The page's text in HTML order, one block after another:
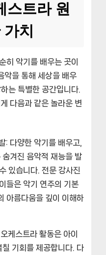
스트라 원
치
히 악기를 배우는 곳이
악을 통해 세상을 배우
는 특별한 공간입니다.
다음과 같은 놀라운 변
: 다양한 악기를 배우고,
겨진 음악적 재능을 발
있습니다. 전문 강사진
들은 악기 연주의 기본
아름다움을 깊이 이해하
오케스트라 활동은 아이
기회를 제공합니다. 다